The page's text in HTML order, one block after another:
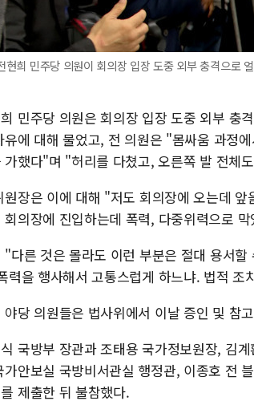
현희 민주당 의원이 회의장 입장 도중 외부 충격으로
민주당 의원은 회의장 입장 도중 외부 충
유에 대해 물었고, 전 의원은 "몸싸움 과정
가했다"며 "허리를 다쳤고, 오른쪽 발 전체
원장은 이에 대해 "저도 회의장에 오는데
회의장에 진입하는데 폭력, 다중위력으로
"다른 것은 몰라도 이런 부분은 절대 용서
력을 행사해서 고통스럽게 하느냐. 법적 조
야당 의원들은 법사위에서 이날 증인 및 참
국방부 장관과 조태용 국가정보원장, 김
가안보실 국방비서관실 행정관, 이종호 전
제출한 뒤 불참했다.